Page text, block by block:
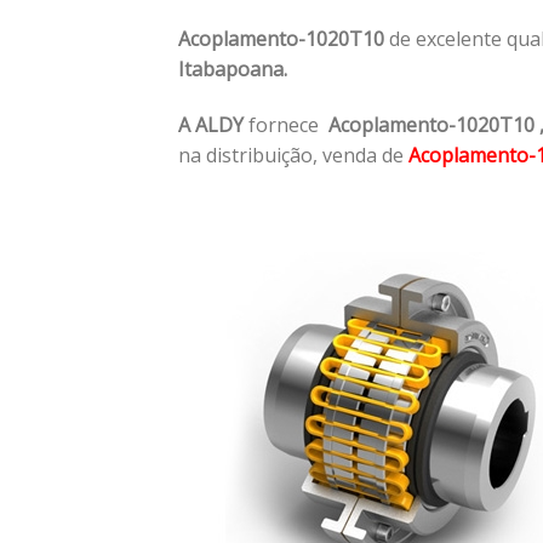
Acoplamento-1020T10de excelente
Itabapoana.
A ALDYfornece Acoplamento-1020T10 ,
na distribuição, venda de Acoplamento-